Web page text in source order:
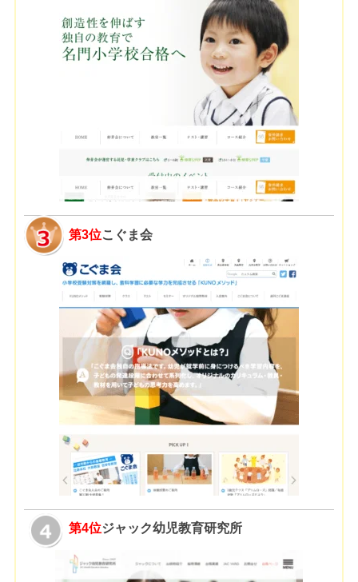
第3位こぐま会
第4位ジャック幼児教育研究所